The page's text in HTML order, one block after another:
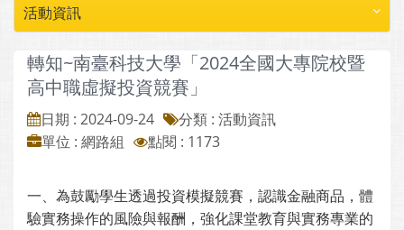
活動資訊
轉知~南臺科技大學「2024全國大專院校暨
高中職虛擬投資競賽」
日期 : 2024-09-24
分類 : 活動資訊
單位 : 網路組
點閱 : 1173
一、為鼓勵學生透過投資模擬競賽，認識金融商品，體
驗實務操作的風險與報酬，強化課堂教育與實務專業的